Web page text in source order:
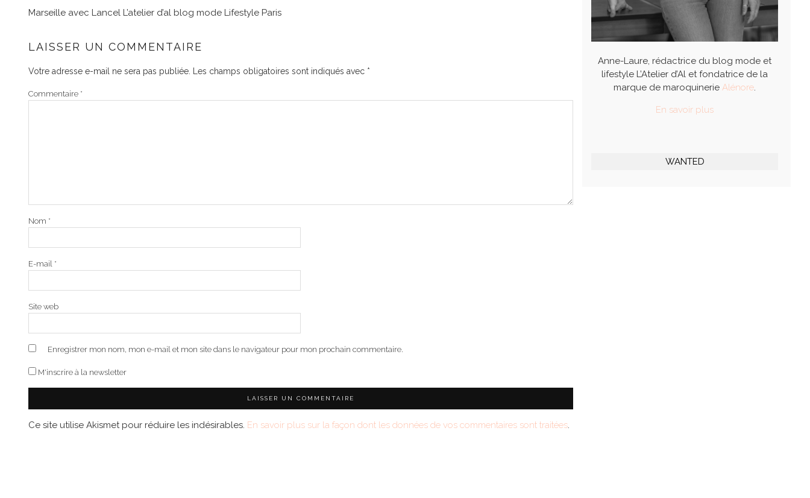
Marseille avec Lancel L’atelier d’al blog mode Lifestyle Paris
LAISSER UN COMMENTAIRE
Votre adresse e-mail ne sera pas publiée. Les champs obligatoires sont indiqués avec *
Commentaire *
Nom *
E-mail *
Site web
Enregistrer mon nom, mon e-mail et mon site dans le navigateur pour mon prochain commentaire.
M'inscrire à la newsletter
Ce site utilise Akismet pour réduire les indésirables. En savoir plus sur la façon dont les données de vos commentaires sont traitées.
Anne-Laure, rédactrice du blog mode et
lifestyle L’Atelier d’Al et fondatrice de la
marque de maroquinerieAlénore.
En savoir plus
WANTED